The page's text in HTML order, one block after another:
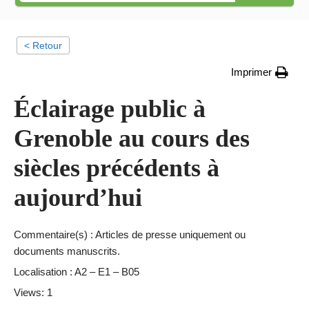
< Retour
Imprimer
Éclairage public à
Grenoble au cours des
siècles précédents à
aujourd’hui
Commentaire(s) : Articles de presse uniquement ou
documents manuscrits.
Localisation : A2 – E1 – B05
Views: 1